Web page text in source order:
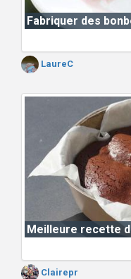
Fabriquer des
LaureC
Meilleure recette
Clairepr